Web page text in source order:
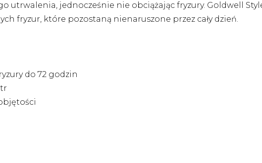
utrwalenia, jednocześnie nie obciążając fryzury. Goldwell
fryzur, które pozostaną nienaruszone przez cały dzień.
do 72 godzin